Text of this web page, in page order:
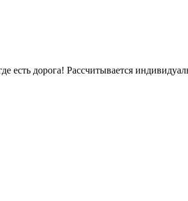
есть дорога! Рассчитывается